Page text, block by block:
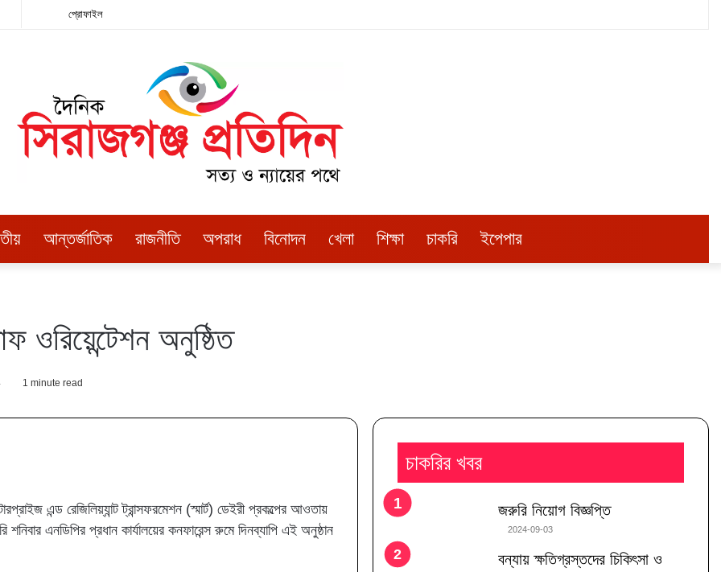
Random
প্রোফাইল
আন্তর্জাতিক রাজনীতি অপরাধ বিনোদন খেলা শিক্ষা চাকরি ইপেপার
ওরিয়েন্টেশন অনুষ্ঠিত
1 minute read
এন্ড রেজিলিয়্যান্ট ট্রান্সফরমেশন (স্মার্ট) ডেইরী প্রকল্পের আওতায়
এনডিপির প্রধান কার্যালয়ের কনফারেন্স রুমে দিনব্যাপি এই অনুষ্ঠান
চাকরির খবর
জরুরি নিয়োগ বিজ্ঞপ্তি
2024-09-03
বন্যায় ক্ষতিগ্রস্তদের চিকিৎসা ও